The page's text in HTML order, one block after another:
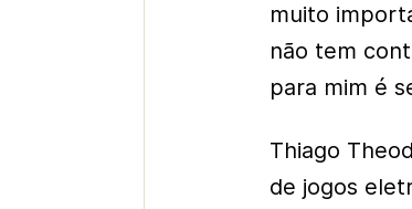
muito
não tem
para mim é
Thiago
de jogos